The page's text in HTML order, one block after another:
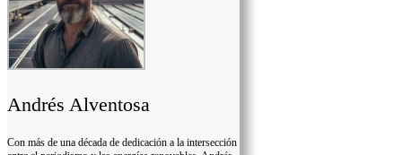
Andrés Alventosa
Con más de una década de dedicación a la intersección